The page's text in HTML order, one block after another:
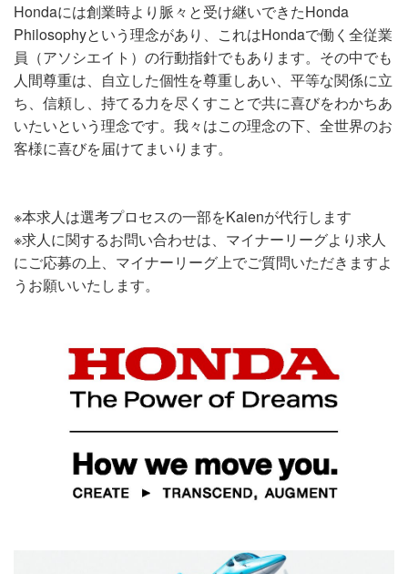
Hondaには創業時より脈々と受け継いできたHonda
Philosophyという理念があり、これはHondaで働く全従業
員（アソシエイト）の行動指針でもあります。その中でも
人間尊重は、自立した個性を尊重しあい、平等な関係に立
ち、信頼し、持てる力を尽くすことで共に喜びをわかちあ
いたいという理念です。我々はこの理念の下、全世界のお
客様に喜びを届けてまいります。
※本求人は選考プロセスの一部をKaienが代行します
※求人に関するお問い合わせは、マイナーリーグより求人
にご応募の上、マイナーリーグ上でご質問いただきますよ
うお願いいたします。